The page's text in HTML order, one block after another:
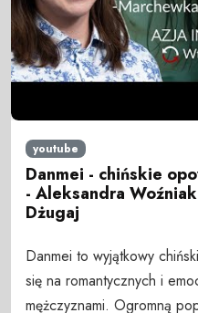
youtube
Danmei - chińskie
- Aleksandra
Dżugaj
Danmei to wyjątkowy
się na romantycznych i
mężczyznami. Ogromną